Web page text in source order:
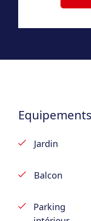
– Extérieur :
Equipements
Jardin
Balcon
Parking